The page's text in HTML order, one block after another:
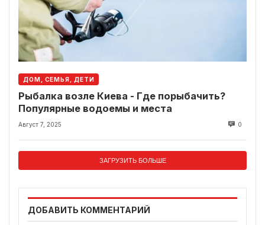
ДОМ, СЕМЬЯ, ДЕТИ
Рыбалка возле Киева - Где порыбачить?
Популярные водоемы и места
Август 7, 2025 0
ЗАГРУЗИТЬ БОЛЬШЕ
ДОБАВИТЬ КОММЕНТАРИЙ